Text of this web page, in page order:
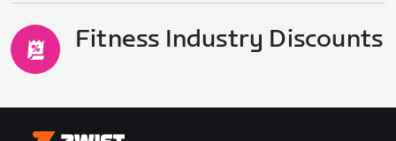
Fitness Industry Discounts